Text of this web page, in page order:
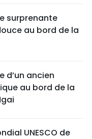
surprenante
au bord de la
d’un ancien
au bord de la
UNESCO de